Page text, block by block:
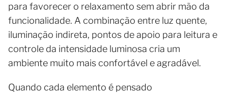
para favorecer o relaxamento sem abrir mão da
funcionalidade. A combinação entre luz quente,
iluminação indireta, pontos de apoio para leitura e
controle da intensidade luminosa cria um
ambiente muito mais confortável e agradável.
Quando cada elemento é pensado